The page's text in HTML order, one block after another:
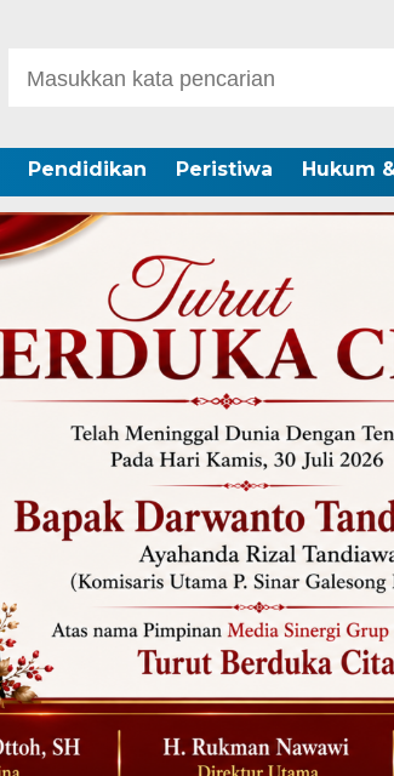
Pendidikan Peristiwa Hukum